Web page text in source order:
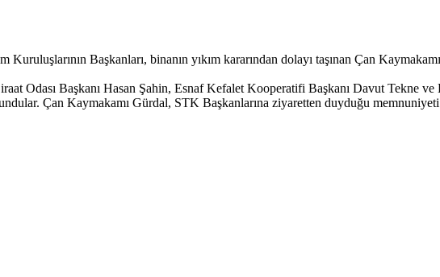
Başkanları, binanın yıkım kararından dolayı taşınan Çan
Odası Başkanı Hasan Şahin, Esnaf Kefalet Kooperatifi Başkanı Davut Tekne
Çan Kaymakamı Gürdal, STK Başkanlarına ziyaretten duyduğu